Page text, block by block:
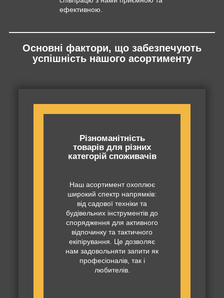
ефективною.
Основні фактори, що забезпечують
успішність нашого асортименту
Різноманітність
товарів для різних
категорій споживачів
Наш асортимент охоплює
широкий спектр напрямків:
від садової техніки та
будівельних інструментів до
спорядження для активного
відпочинку та тактичного
екіпірування. Це дозволяє
нам задовольняти запити як
професіоналів, так і
любителів.